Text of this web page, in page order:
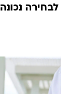
נכונה